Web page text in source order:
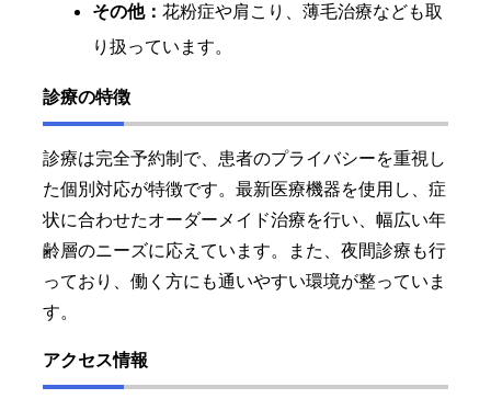
その他： 花粉症や肩こり、薄毛治療なども取
り扱っています。
診療の特徴
診療は完全予約制で、患者のプライバシーを重視し
た個別対応が特徴です。最新医療機器を使用し、症
状に合わせたオーダーメイド治療を行い、幅広い年
齢層のニーズに応えています。また、夜間診療も行
っており、働く方にも通いやすい環境が整っていま
す。
アクセス情報